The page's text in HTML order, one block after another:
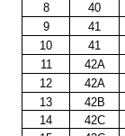
8
40
9
41
10
41
11
42A
12
42A
13
42B
14
42C